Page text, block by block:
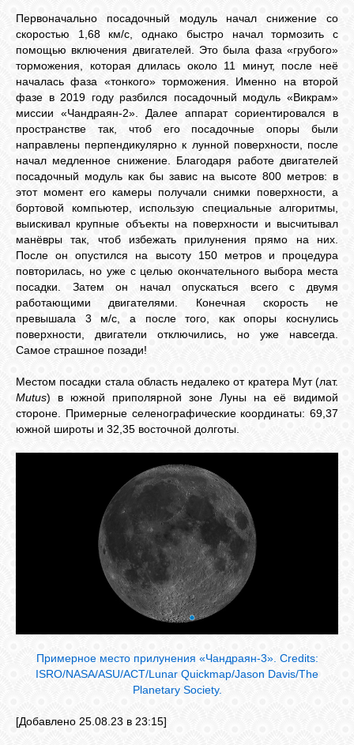
Первоначально посадочный модуль начал снижение со
скоростью 1,68 км/с, однако быстро начал тормозить с
помощью включения двигателей. Это была фаза «грубого»
торможения, которая длилась около 11 минут, после неё
началась фаза «тонкого» торможения. Именно на второй
фазе в 2019 году разбился посадочный модуль «Викрам»
миссии «Чандраян-2». Далее аппарат сориентировался в
пространстве так, чтоб его посадочные опоры были
направлены перпендикулярно к лунной поверхности, после
начал медленное снижение. Благодаря работе двигателей
посадочный модуль как бы завис на высоте 800 метров: в
этот момент его камеры получали снимки поверхности, а
бортовой компьютер, использую специальные алгоритмы,
выискивал крупные объекты на поверхности и высчитывал
манёвры так, чтоб избежать прилунения прямо на них.
После он опустился на высоту 150 метров и процедура
повторилась, но уже с целью окончательного выбора места
посадки. Затем он начал опускаться всего с двумя
работающими двигателями. Конечная скорость не
превышала 3 м/с, а после того, как опоры коснулись
поверхности, двигатели отключились, но уже навсегда.
Самое страшное позади!
Местом посадки стала область недалеко от кратера Мут (лат.
Mutus) в южной приполярной зоне Луны на её видимой
стороне. Примерные селенографические координаты: 69,37
южной широты и 32,35 восточной долготы.
Примерное место прилунения «Чандраян-3». Credits:
ISRO/NASA/ASU/ACT/Lunar Quickmap/Jason Davis/The
Planetary Society.
[Добавлено 25.08.23 в 23:15]